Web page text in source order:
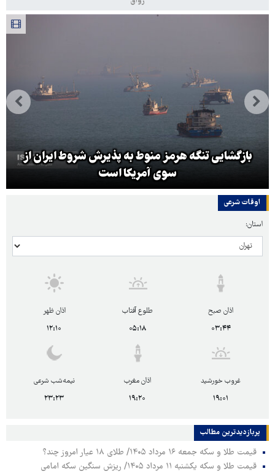
بازگشایی تنگه هرمز منوط به پذیرش شروط ایران از
سوی آمریکا است
اوقات شرعی
استان:
اذان صبح
۰۳:۴۴
طلوع آفتاب
۰۵:۱۸
اذان ظهر
۱۲:۱۰
غروب خورشید
۱۹:۰۱
اذان مغرب
۱۹:۲۰
نیمه‌شب شرعی
۲۳:۲۳
پربازدیدترین‌ مطالب
قیمت طلا و سکه جمعه ۱۶ مرداد ۱۴۰۵/ طلای ۱۸ عیار امروز چند؟
قیمت طلا و سکه یکشنبه ۱۱ مرداد ۱۴۰۵/ ریزش سنگین سکه امامی